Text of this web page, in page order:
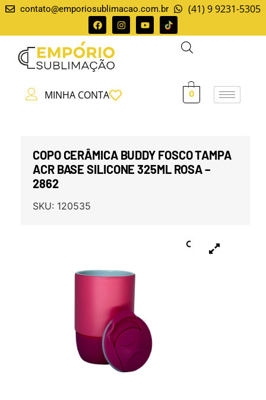
contato@emporiosublimacao.com.br (41) 9 9231-5305
MINHA CONTA 0
COPO CERÂMICA BUDDY FOSCO TAMPA
ACR BASE SILICONE 325ML ROSA –
2862
SKU: 120535